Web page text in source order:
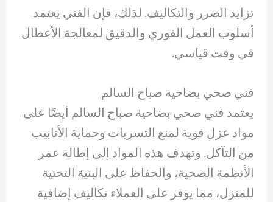
تزايد الضرر والتكاليف. لذلك، فإن الفني يعتمد
أسلوب العمل الفوري والدقيق لمعالجة الأعطال
في وقت قياسي.
فني صحي بضاحية صباح السالم
يعتمد فني صحي بضاحية صباح السالم أيضًا على
مواد عزل قوية لمنع التسربات وحماية الأنابيب
من التآكل. وتهدف هذه المواد إلى إطالة عمر
الأنظمة الصحية، والحفاظ على البنية التحتية
للمنزل، مما يوفر على العملاء تكاليف إضافية